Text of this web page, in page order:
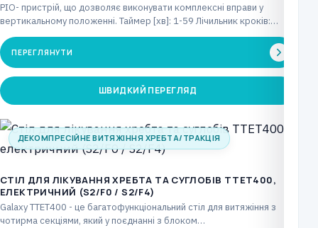
PIO- пристрій, що дозволяє виконувати комплексні вправи у
вертикальному положенні. Таймер [хв]: 1-59 Лічильник кроків:
макс.…
ПЕРЕГЛЯНУТИ
ШВИДКИЙ ПЕРЕГЛЯД
ДЕКОМПРЕСІЙНЕ ВИТЯЖІННЯ ХРЕБТА/ТРАКЦІЯ
CТІЛ ДЛЯ ЛІКУВАННЯ ХРЕБТА ТА СУГЛОБІВ TTET400,
ЕЛЕКТРИЧНИЙ (S2/F0 / S2/F4)
Galaxy TTET400 - це багатофункціональний стіл для витяжіння з
чотирма секціями, який у поєднанні з блоком…